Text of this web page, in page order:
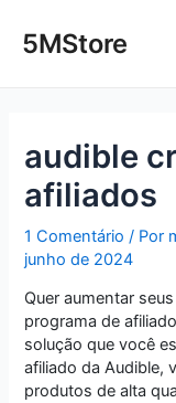
para5MStore
audible
afiliados
1 Comentário / Por
junho de 2024
Quer aumentar
programa de
solução que você
afiliado da Audible,
produtos de alta
navigation